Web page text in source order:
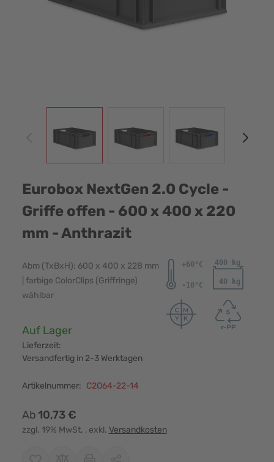
Eurobox NextGen 2.0 Cycle -
Griffe offen - 600 x 400 x 220
mm - Anthrazit
Abm (TxBxH): 600 x 400 x 228 mm
| farbige ColorClips (Griffringe)
wählbar
Verfügbarkeit:
Auf Lager
Lieferzeit:
Versandfertig in 2-3 Werktagen
Artikelnummer: C2O64-22-14
Ab10,73 €
zzgl. 19% MwSt. , exkl. Versandkosten